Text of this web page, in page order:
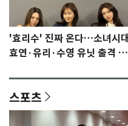
'효리수' 진짜 온다…소녀시대
효연·유리·수영 유닛 출격 [N
스포츠